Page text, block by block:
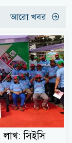
আরো খবর
সিইসি